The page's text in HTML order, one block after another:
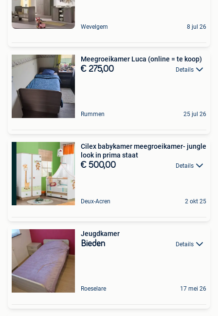
Wevelgem 8 jul 26
Meegroeikamer Luca (online = te koop)
€ 275,00 Details
Rummen 25 jul 26
Cilex babykamer meegroeikamer- jungle
look in prima staat
€ 500,00 Details
Deux-Acren 2 okt 25
Jeugdkamer
Bieden Details
Roeselare 17 mei 26